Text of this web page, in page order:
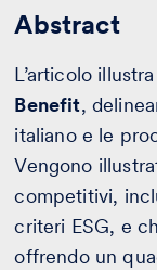
Abstract
L’articolo
Benefit,
italiano e le
Vengono
competitivi,
criteri ESG, e
offrendo un